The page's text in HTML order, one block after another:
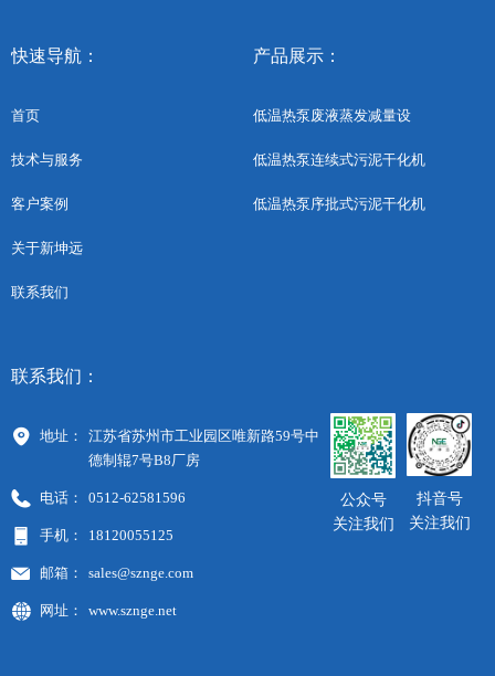
地址：
江苏省苏州市工业园区唯新路59号中
德制辊7号B8厂房
电话： 0512-62581596
手机： 18120055125
邮箱： sales@sznge.com
网址： www.sznge.net
联系我们：
公众号
关注我们
抖音号
关注我们
快速导航：
首页
技术与服务
客户案例
关于新坤远
联系我们
产品展示：
低温热泵废液蒸发减量设
低温热泵连续式污泥干化机
低温热泵序批式污泥干化机